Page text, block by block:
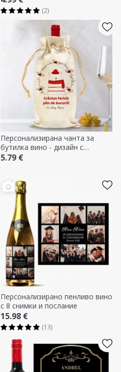
(2)
Персонализирана чанта за
бутилка вино - дизайн с
празнична мечка
5.79 €
Персонализирано пенливо вино
с 8 снимки и послание
15.98 €
(13)